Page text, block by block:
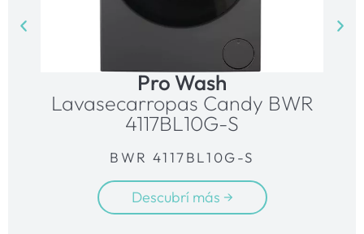
Pro Wash
Lavasecarropas Candy BWR
4117BL10G-S
BWR 4117BL10G-S
Descubrí más →